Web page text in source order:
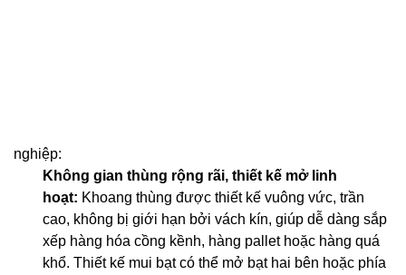
nghiệp:
Không gian thùng rộng rãi, thiết kế mở linh
hoạt: Khoang thùng được thiết kế vuông vức, trần
cao, không bị giới hạn bởi vách kín, giúp dễ dàng sắp
xếp hàng hóa cồng kềnh, hàng pallet hoặc hàng quá
khổ. Thiết kế mui bạt có thể mở bạt hai bên hoặc phía